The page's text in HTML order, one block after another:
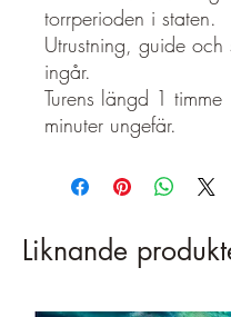
torrperioden i staten.
Utrustning, guide och
ingår.
Turens längd 1 timme
minuter ungefär.
Liknande